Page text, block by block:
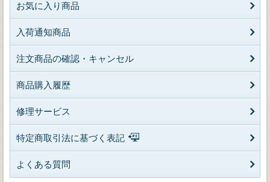
お気に入り商品
入荷通知商品
注文商品の確認・キャンセル
商品購入履歴
修理サービス
特定商取引法に基づく表記
よくある質問